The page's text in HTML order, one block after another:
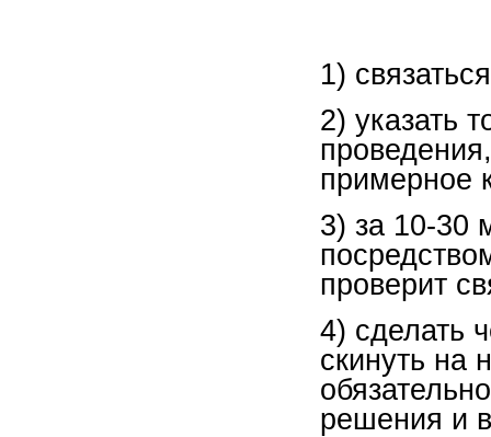
1)
2) указать
примерное
3) за 10-30
проверит
4) сделать
скинуть на
решения и